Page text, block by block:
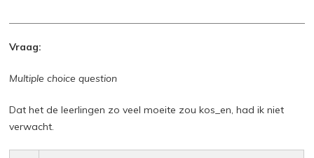
Vraag:
Multiple choice question
Dat het de leerlingen zo veel moeite zou kos_en, had ik niet
verwacht.